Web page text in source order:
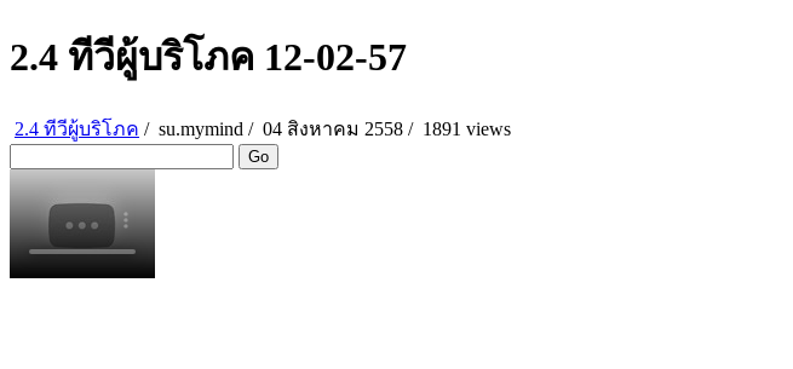
2.4 ทีวีผู้บริโภค 12-02-57
2.4 ทีวีผู้บริโภค / su.mymind / 04 สิงหาคม 2558 / 1891 views
Go